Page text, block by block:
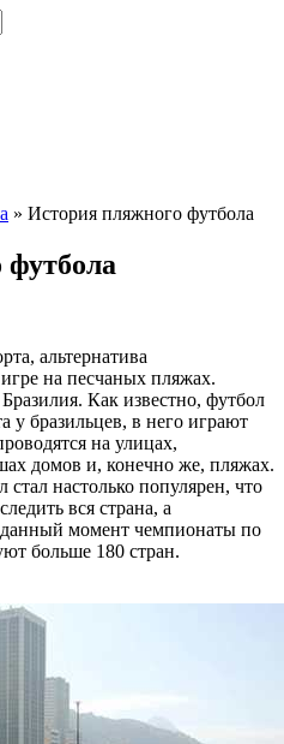
» История пляжного футбола
альтернатива
на песчаных пляжах.
Как известно, футбол
у бразильцев, в него играют
на улицах,
домов и, конечно же, пляжах.
настолько популярен, что
вся страна, а
момент чемпионаты по
больше 180 стран.